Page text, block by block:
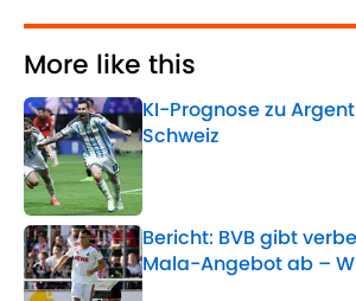
More like this
KI-Prognose zu
Schweiz
Published by on Invalid
Bericht: BVB gibt
Mala-Angebot ab –
Published by on Invalid